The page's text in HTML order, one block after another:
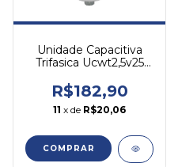
Unidade Capacitiva
Trifasica Ucwt2,5v25
R$182,90
11 x de R$20,06
COMPRAR